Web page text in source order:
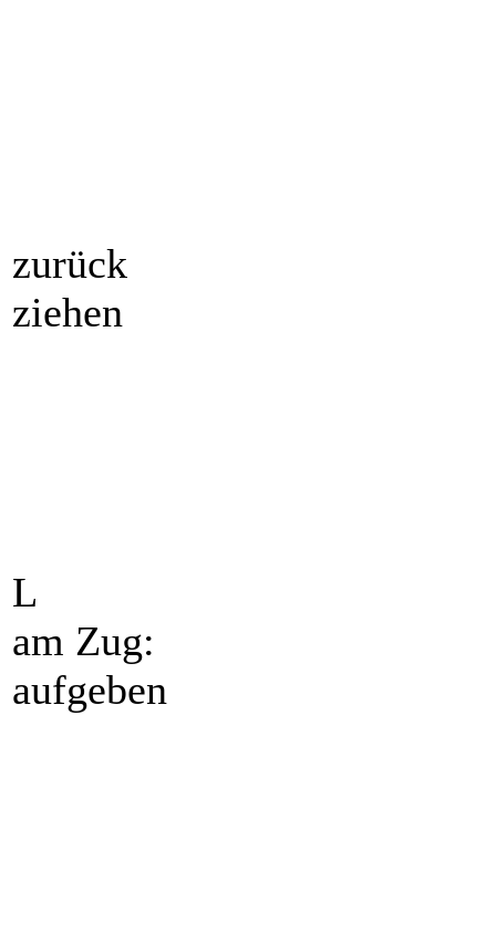
zurück
ziehen
L
am Zug:
aufgeben